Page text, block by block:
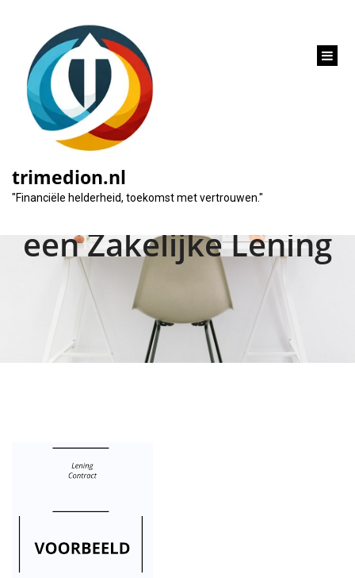
trimedion.nl
"Financiële helderheid, toekomst met vertrouwen."
Essentiële
Voorwaarden voor
het Aanvragen van
een Zakelijke Lening